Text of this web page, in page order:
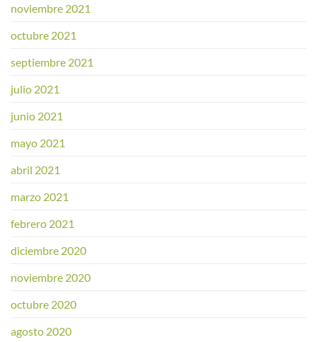
noviembre 2021
octubre 2021
septiembre 2021
julio 2021
junio 2021
mayo 2021
abril 2021
marzo 2021
febrero 2021
diciembre 2020
noviembre 2020
octubre 2020
agosto 2020